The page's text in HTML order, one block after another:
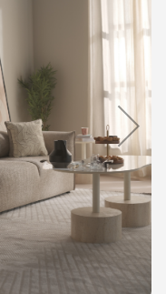
معرض
الصور